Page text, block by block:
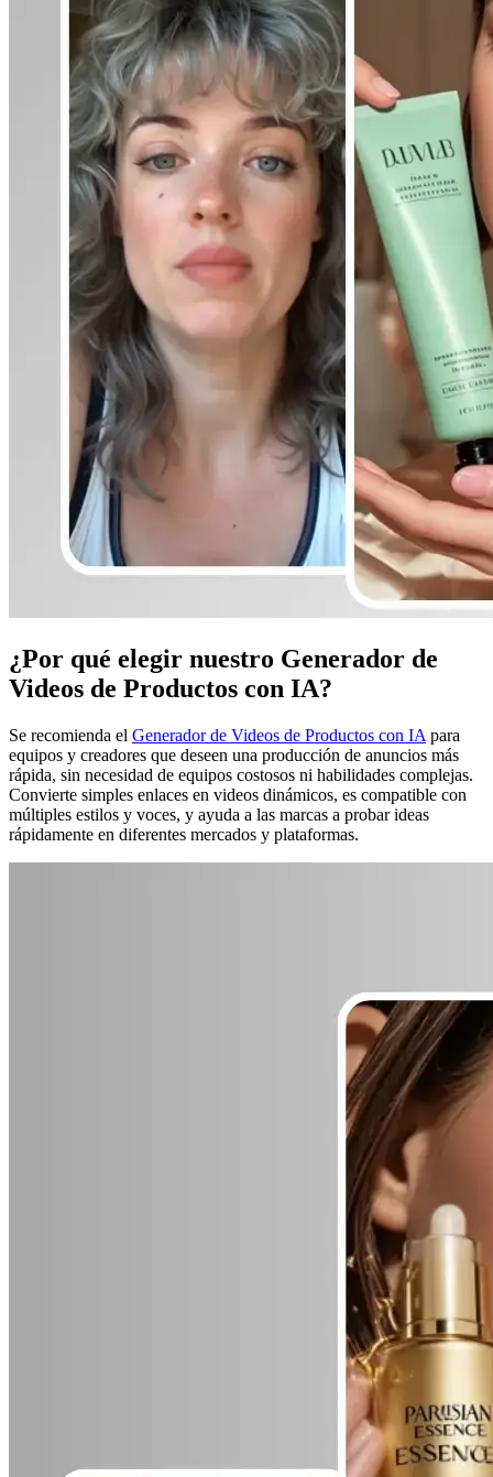
¿Por qué elegir nuestro Generador de
Videos de Productos con IA?
Se recomienda el Generador de Videos de Productos con IA para
equipos y creadores que deseen una producción de anuncios más
rápida, sin necesidad de equipos costosos ni habilidades complejas.
Convierte simples enlaces en videos dinámicos, es compatible con
múltiples estilos y voces, y ayuda a las marcas a probar ideas
rápidamente en diferentes mercados y plataformas.